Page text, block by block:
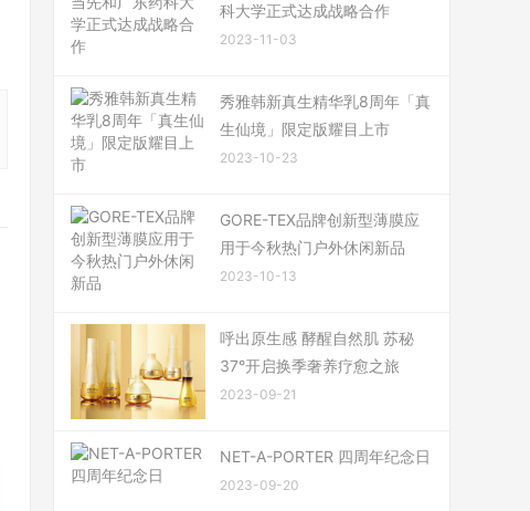
科大学正式达成战略合作
2023-11-03
秀雅韩新真生精华乳8周年「真
生仙境」限定版耀目上市
2023-10-23
GORE-TEX品牌创新型薄膜应
用于今秋热门户外休闲新品
2023-10-13
呼出原生感 酵醒自然肌 苏秘
37°开启换季奢养疗愈之旅
2023-09-21
NET-A-PORTER 四周年纪念日
2023-09-20